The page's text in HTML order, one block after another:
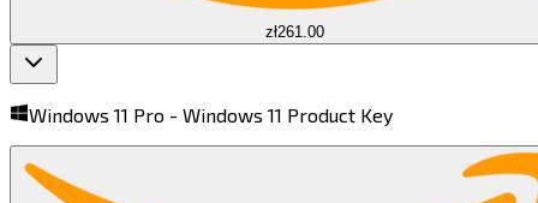
zł261.00
Windows 11 Pro - Windows 11 Product Key​​​​‌ ‍ ​‍​‍‌‍ ‌ ​‍‌‍‍‌‌‍‌ ‌‍‍‌‌‍ ‍​‍​‍​ ‍‍​‍​‍‌ ​ ‌‍​‌‌‍ ‍‌‍‍‌‌ ‌​‌ ‍‌​‍ ‍‌‍‍‌‌‍ ​‍​‍​‍ ​​‍​‍‌‍‍​‌ ​‍‌‍‌‌‌‍‌‍​‍​‍​ ‍‍​‍​‍​‍ ‌‍​‌‌‍‌​‌‍ ‌‌‍‍‌‌‍ ‍​‍ ‌‍‍‌‌‍ ‍‌ ‌​‌‍‌‌‌‍ ‍‌ ‌​​‍ ‌‍‌‌‌‍‌​‌‍‍‌‌ ‌​​‍ ‌‍ ‌‌‍ ‌‍‌​‌‍‌‌​ ‌‌ ​​‌ ​‍‌‍‌‌‌ ​ ‌‍‌‌‌‍ ‍‌ ‌​‌‍​‌‌ ‌​‌‍‍‌‌‍ ‌‍ ‍​ ‍ ‌‍‍‌‌‍‌​​ ‌​ ​​​ ‌‍​ ‌‍​ ‍‌​ ​​​ ‌ ‌‍‌‍‌‍​ ​‍ ‌​ ‍‌‌‍‌‍​ ‌‍​ ‌‍​‍ ‌​ ‌​​ ​​‌‍‌‍​ ‍‌​‍ ‌‌‍​‌​ ​ ​ ​ ‌‍‌‍​‍ ‌‌‍‌‍​ ‌‌​ ​‌​ ​‍‌‍‌‌​ ​‍​ ‌‌‌‍‌‍‌‍​‌‌‍​ ‌‍‌‌​ ‍‌​ ‍ ‌ ‌​‌ ‍‌‌ ​​‌‍‌‌​ ‌‌‍ ‌ ‌​‌‍‍​‌‍‌‌‌ ​‍​ ‍ ‌ ​​‌‍​‌‌ ‌​‌‍‍​​ ‌‌‍ ‍‌‍​‌‌‍ ‌‌‍‌‌​ ‌‍​‍‌‍​‌‌ ​ ‌‍‌‌‌‌‌‌‌ ​‍‌‍ ​​ ‌​‍‌‌​ ​‍‌​‌‍‌‍​‌‌‍‌​‌‍ ‌‌‍‍‌‌‍ ‍​‍‌‍‌‍‍‌‌‍‌​​ ‌​ ​​​ ‌‍​ ‌‍​ ‍‌​ ​​​ ‌ ‌‍‌‍‌‍​ ​‍ ‌​ ‍‌‌‍‌‍​ ‌‍​ ‌‍​‍ ‌​ ‌​​ ​​‌‍‌‍​ ‍‌​‍ ‌‌‍​‌​ ​ ​ ​ ‌‍‌‍​‍ ‌‌‍‌‍​ ‌‌​ ​‌​ ​‍‌‍‌‌​ ​‍​ ‌‌‌‍‌‍‌‍​‌‌‍​ ‌‍‌‌​ ‍‌​‍‌‍‌ ‌​‌ ‍‌‌ ​​‌‍‌‌​ ‌‌‍ ‌ ‌​‌‍‍​‌‍‌‌‌ ​‍​‍‌‍‌ ​​‌‍​‌‌ ‌​‌‍‍​​ ‌‌‍ ‍‌‍​‌‌‍ ‌‌‍‌‌​‍‌‍‌ ​​‌‍‌‌‌ ​‍‌ ​ ‌ ​​‌‍‌‌‌‍​ ‌ ‌​‌‍‍‌‌ ‌‍‌‍‌‌​ ‌‌ ​​‌ ‌‌‌‍​‍‌‍ ​‌‍‍‌‌ ​ ‌‍‍​‌‍‌‌‌‍‌​​‍​‍‌ ‌